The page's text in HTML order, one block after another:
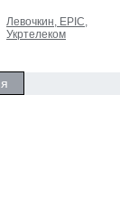
Левочкин, ЕРIC,
Укртелеком